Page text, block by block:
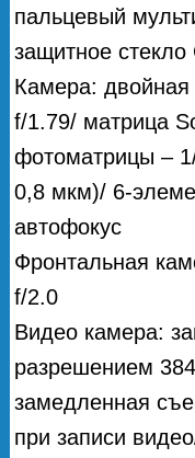
пальцевый
защитное
Камера:
f/1.79/ матрица
фотоматрицы –
0,8 мкм)/ 6-
автофокус
Фронтальная
f/2.0
Видео камера:
разрешением
замедленная
при записи